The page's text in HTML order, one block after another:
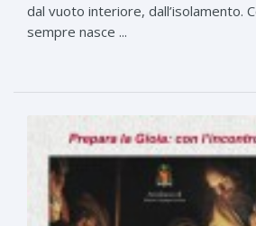
dal vuoto interiore, dall’isolamento.
sempre nasce ...